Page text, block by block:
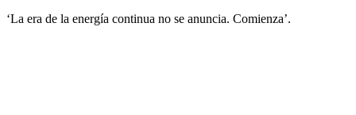
‘La era de la energía continua no se anuncia. Comienza’.